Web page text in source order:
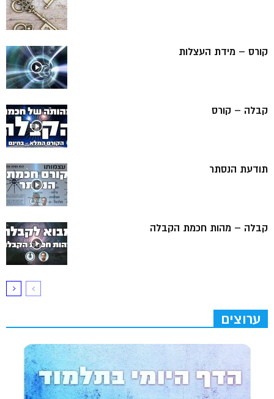
קורס – מידת העצלות
קבלה – קורס
תודעת הנסתר
קבלה – מהות חכמת הקבלה
ערוצים